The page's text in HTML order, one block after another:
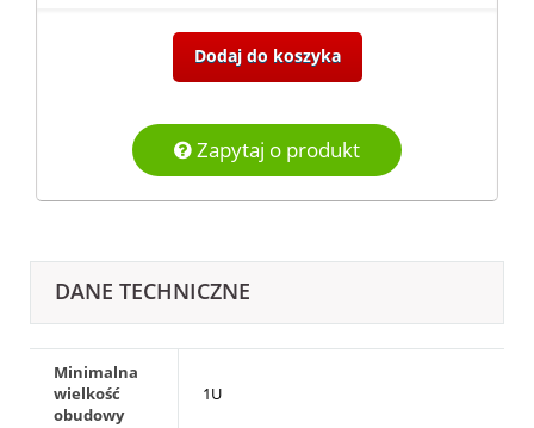
Dodaj do koszyka
Zapytaj o produkt
DANE TECHNICZNE
Minimalna
wielkość
obudowy
1U